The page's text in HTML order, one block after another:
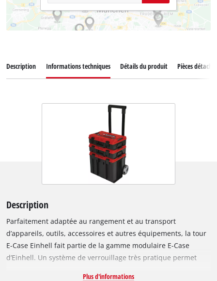
Description Informations techniques Détails du produit Pièces
Description
Parfaitement adaptée au rangement et au transport
d’appareils, outils, accessoires et autres équipements, la tour
E-Case Einhell fait partie de la gamme modulaire E-Case
d’Einhell. Un système de verrouillage très pratique permet
Plus d'informations